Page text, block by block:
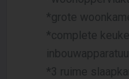
*grote
*complete
*3 ruime